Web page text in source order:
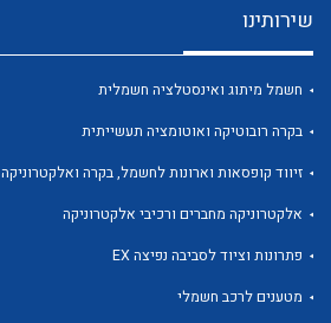
לכל מוצרי היצרן
שירותינו
חשמל מיתוג ואינסטלציה חשמלית
בקרה רובוטיקה ואוטומציה תעשייתית
זיווד קופסאות וארונות לחשמל, בקרה ואלקטרוניקה
אלקטרוניקה מחברים ורכיבי אלקטרוניקה
פתרונות וציוד לסביבה נפיצה EX
מטענים לרכב חשמלי